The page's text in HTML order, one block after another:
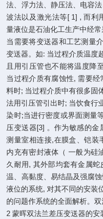
法、浮力法、静压法、电容
波法以及激光法等[ 1] , 而利
量液位是石油化工生产中经常
当需要将变送器和工艺测量
变送器。如: 当过程介质温度
且用引压管也不能将温度降
当过程介质有腐蚀性, 需要
料时; 当过程介质中有很多固
法用引压管引出时; 当饮食行
染时;当进行密度或界面测量
压变送器[3] 。作为敏感的
测量室相连接,在膜盒、铠装
内充有密封液体（ 一般为硅
久耐用, 其外部均套有金属
温、高黏度、易结晶及强腐
液位的系统, 对其不同的安装
的问题作系统的全面解析。
2 蒙晖双法兰差压变送器的安